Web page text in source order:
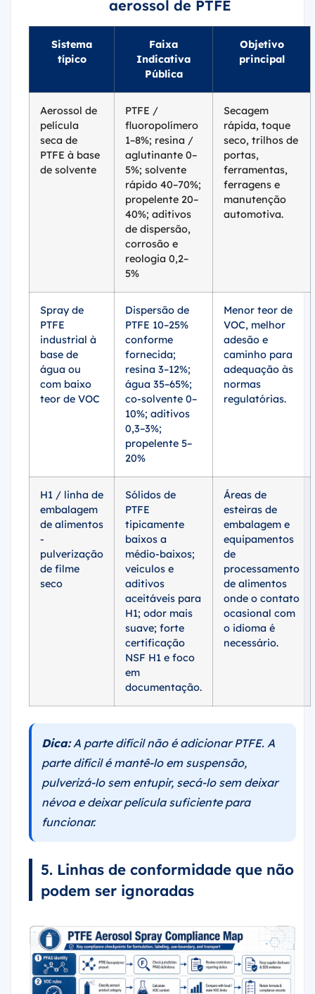
aerossol de PTFE
Sistema
típico
Faixa
Indicativa
Pública
Objetivo
principal
Aerossol de
película
seca de
PTFE à base
de solvente
PTFE /
fluoropolímero
1–8%; resina /
aglutinante 0–
5%; solvente
rápido 40–70%;
propelente 20–
40%; aditivos
de dispersão,
corrosão e
reologia 0,2–
5%
Secagem
rápida, toque
seco, trilhos de
portas,
ferramentas,
ferragens e
manutenção
automotiva.
Spray de
PTFE
industrial à
base de
água ou
com baixo
teor de VOC
Dispersão de
PTFE 10–25%
conforme
fornecida;
resina 3–12%;
água 35–65%;
co-solvente 0–
10%; aditivos
0,3–3%;
propelente 5–
20%
Menor teor de
VOC, melhor
adesão e
caminho para
adequação às
normas
regulatórias.
H1 / linha de
embalagem
de alimentos
-
pulverização
de filme
seco
Sólidos de
PTFE
tipicamente
baixos a
médio-baixos;
veículos e
aditivos
aceitáveis para
H1; odor mais
suave; forte
certificação
NSF H1 e foco
em
documentação.
Áreas de
esteiras de
embalagem e
equipamentos
de
processamento
de alimentos
onde o contato
ocasional com
o idioma é
necessário.
Dica:A parte difícil não é adicionar PTFE. A
parte difícil é mantê-lo em suspensão,
pulverizá-lo sem entupir, secá-lo sem deixar
névoa e deixar película suficiente para
funcionar.
5. Linhas de conformidade que não
podem ser ignoradas